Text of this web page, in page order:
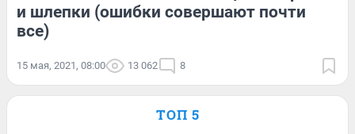
и шлепки (ошибки совершают почти
все)
15 мая, 2021, 08:00 13 062 8
ТОП 5